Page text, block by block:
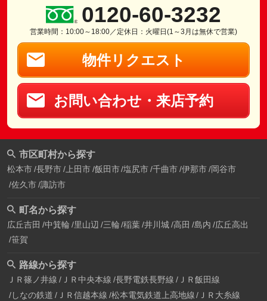
0120-60-3232
営業時間：10:00～18:00／定休日：火曜日(1～3月は無休で営業)
物件リクエスト
お問い合わせ・来店予約
市区町村から探す
松本市 長野市 上田市 飯田市 塩尻市 千曲市 伊那市 岡谷市
佐久市 諏訪市
町名から探す
広丘吉田 中箕輪 里山辺 三輪 稲葉 井川城 高田 島内 広丘高出
笹賀
路線から探す
ＪＲ篠ノ井線 ＪＲ中央本線 長野電鉄長野線 ＪＲ飯田線
しなの鉄道 ＪＲ信越本線 松本電気鉄道上高地線
ＪＲ大糸線